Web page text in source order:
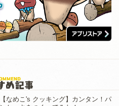
【なめこ's クッキング】カンタン！パ